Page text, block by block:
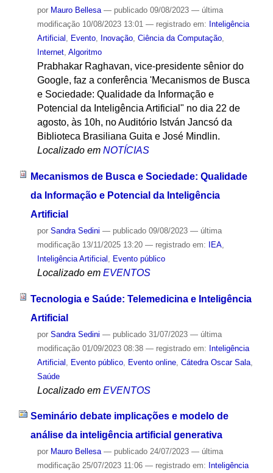
por Mauro Bellesa — publicado09/08/2023 — última
modificação10/08/2023 13:01 — registrado em: Inteligência
Artificial , Evento, Inovação, Ciência da Computação,
Internet, Algoritmo
Prabhakar Raghavan, vice-presidente sênior do
Google, faz a conferência 'Mecanismos de Busca
e Sociedade: Qualidade da Informação e
Potencial da Inteligência Artificial" no dia 22 de
agosto, às 10h, no Auditório István Jancsó da
Biblioteca Brasiliana Guita e José Mindlin.
Localizado em NOTÍCIAS
Mecanismos de Busca e Sociedade: Qualidade
da Informação e Potencial da Inteligência
Artificial
por Sandra Sedini — publicado09/08/2023 — última
modificação13/11/2025 13:20 — registrado em: IEA,
Inteligência Artificial , Evento público
Localizado em EVENTOS
Tecnologia e Saúde: Telemedicina e Inteligência
Artificial
por Sandra Sedini — publicado31/07/2023 — última
modificação01/09/2023 08:38 — registrado em: Inteligência
Artificial
Evento público, Evento online, Cátedra Oscar Sala,
Saúde
Localizado em EVENTOS
Seminário debate implicações e modelo de
análise da inteligência artificial generativa
por Mauro Bellesa — publicado24/07/2023 — última
modificação25/07/2023 11:06 — registrado em: Inteligência